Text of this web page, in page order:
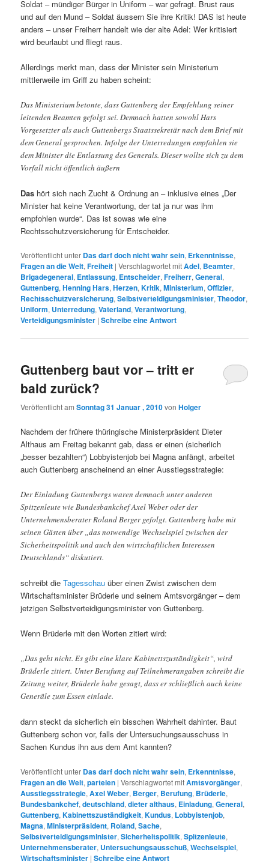
Soldat – mündiger Bürger in Uniform – war gefragt. Brust raus
und auf den Mund – Soldat äussern Sie ihre Kritik! DAS ist heute
anders – unser Freiherr handelt wie der alte Adel: Wer kritisiert
wird beurlaubt und fliegt raus.
Allerdings merkt man, dass der Minister sein Ministerium
mittlerweile im Griff zu haben scheint:
Das Ministerium betonte, dass Guttenberg der Empfehlung seiner
leitenden Beamten gefolgt sei. Demnach hatten sowohl Hars
Vorgesetzter als auch Guttenbergs Staatssekretär nach dem Brief mit
dem General gesprochen. Infolge der Unterredungen empfahlen sie
dem Minister die Entlassung des Generals. Dieser wollte sich zu dem
Vorfall nicht öffentlich äußern
Das hört sich nach Zucht & Ordnung an – inklusive eines „Der
Minister hat keine Verantwortung, der tat ja nur was ihm
empfohlen wurde“. Das ist sowas wie eine
Rechtsschutzversicherung für Entscheider.
Veröffentlicht unter Das darf doch nicht wahr sein, Erkenntnisse,
Fragen an die Welt,Freiheit |Verschlagwortet mitAdel, Beamter,
Brigadegeneral, Entlassung, Entscheider,Freiherr,General,
Guttenberg,Henning Hars,Herzen,Kritik,Ministerium,Offizier,
Rechtsschutzversicherung,Selbstverteidigungsminister,Theodor,
Uniform, Unterredung,Vaterland,Verantwortung,
Verteidigungsminister |Schreibe eine Antwort
Guttenberg baut vor – tritt er
bald zurück?
Veröffentlicht amSonntag 31 Januar , 2010vonHolger
Nachdem der frühere thüringische Ministerpräsident Dieter
Althaus am Freitag bekannt gab, dass er einen (sicherlich
„besser bezahlten“) Lobbyistenjob bei Magna anfängt, arbeitet
auch Guttenberg anscheinend an einer Ausstiegsstrategie:
Der Einladung Guttenbergs waren demnach unter anderen
Spitzenleute wie Bundesbankchef Axel Weber oder der
Unternehmensberater Roland Berger gefolgt. Guttenberg habe mit
seinen Gästen über „das notwendige Wechselspiel zwischen der
Sicherheitspolitik und auch den wirtschaftlichen Interessen
Deutschlands“ diskutiert.
schreibt dieTagesschauüber einen Zwist zwischen dem
Wirtschaftsminister Brüderle und seinem Amtsvorgänger – dem
jetzigen Selbstverteidigungsminister von Guttenberg.
Wenn Brüderle mit den Worten zitiert wird:
„Das geht nicht. Es gibt eine klare Kabinettszuständigkeit“, wird
Brüderle zitiert. Unter Berufung auf Teilnehmerangaben schreibt die
Zeitung weiter, Brüderle habe gesagt, dass er schließlich auch keine
Generäle zum Essen einlade.
dann steckt da sicherlich ein bisschen Wahrheit dahinter. Baut
Guttenberg schon vor, falls der Untersuchungsausschuss in
Sachen Kundus ihn aus dem Amt kannten?
Veröffentlicht unter Das darf doch nicht wahr sein, Erkenntnisse,
Fragen an die Welt,parteien |Verschlagwortet mitAmtsvorgänger,
Ausstiegsstrategie,Axel Weber, Berger, Berufung, Brüderle,
Bundesbankchef,deutschland,dieter althaus, Einladung,General,
Guttenberg,Kabinettszuständigkeit,Kundus, Lobbyistenjob,
Magna,Ministerpräsident, Roland,Sache,
Selbstverteidigungsminister,Sicherheitspolitik,Spitzenleute,
Unternehmensberater, Untersuchungsausschuß,Wechselspiel,
Wirtschaftsminister |Schreibe eine Antwort